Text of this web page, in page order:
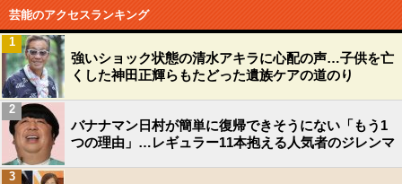
芸能のアクセスランキング
強いショック状態の清水アキラに心配の声…子供を亡
くした神田正輝らもたどった遺族ケアの道のり
1
バナナマン日村が簡単に復帰できそうにない「もう1
つの理由」…レギュラー11本抱える人気者のジレンマ
2
3